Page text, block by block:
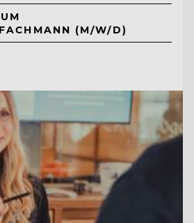
(M/W/D)